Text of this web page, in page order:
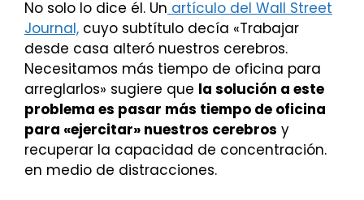
No solo lo dice él. Un artículo del Wall Street
Journal, cuyo subtítulo decía «Trabajar
desde casa alteró nuestros cerebros.
Necesitamos más tiempo de oficina para
arreglarlos» sugiere que la solución a este
problema es pasar más tiempo de oficina
para «ejercitar» nuestros cerebros y
recuperar la capacidad de concentración.
en medio de distracciones.